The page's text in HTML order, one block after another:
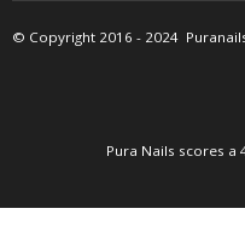
E
B
T
A
T
S
© Copyright 2016 - 2024
Pura Nails scores a